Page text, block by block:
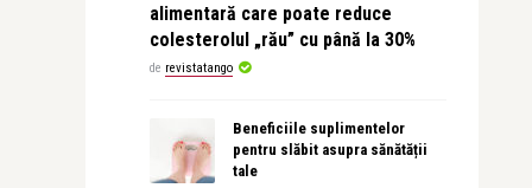
alimentară care poate reduce
colesterolul „rău” cu până la 30%
de revistatango
Beneficiile suplimentelor
pentru slăbit asupra sănătății
tale